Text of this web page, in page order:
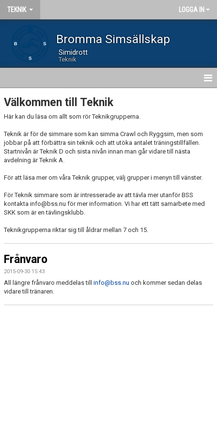
TEKNIK LOGGA IN
Bromma Simsällskap
Simidrott
Teknik
HEM
NYHETER
GRUPPER
AVGIFTER
KALENDER
KONTAKT
Välkommen till Teknik
Här kan du läsa om allt som rör Teknikgrupperna.
Teknik är för de simmare som kan simma Crawl och Ryggsim, men som
jobbar på att förbättra sin teknik och att utöka antalet träningstillfällen.
Startnivån är Teknik D och sista nivån innan man går vidare till nästa
avdelning är Teknik A.
För att läsa mer om våra Teknik grupper, välj grupper i menyn till vänster.
För Teknik simmare som är intresserade av att tävla mer utanför BSS
kontakta info@bss.nu för mer information. Vi har ett tätt samarbete med
SKK som är en tävlingsklubb.
Teknikgrupperna riktar sig till åldrar mellan 7 och 15.
Frånvaro
2015-09-30 15:43
All längre frånvaro meddelas till info@bss.nu och kommer sedan delas
vidare till tränaren.